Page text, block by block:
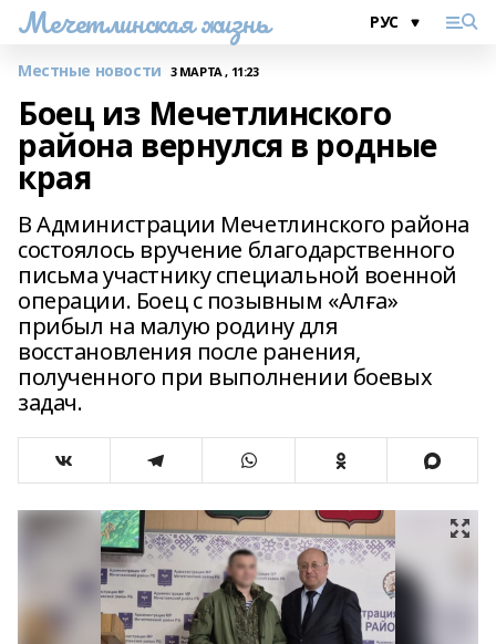
Мечетлинская жизнь
Местные новости 3 МАРТА , 11:23
Боец из Мечетлинского
района вернулся в родные
края
В Администрации Мечетлинского района
состоялось вручение благодарственного
письма участнику специальной военной
операции. Боец с позывным «Алға»
прибыл на малую родину для
восстановления после ранения,
полученного при выполнении боевых
задач.